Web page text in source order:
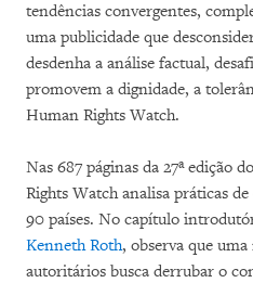
tendências convergentes,
uma publicidade que
desdenha a análise factual,
promovem a dignidade, a
Human Rights Watch.
Nas 687 páginas da 27ª edição
Rights Watch analisa práticas
90 países. No capítulo
Kenneth Roth, observa que
autoritários busca derrubar o